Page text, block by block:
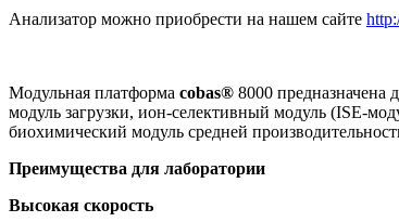
Анализатор можно приобрести на нашем сайте
Модульная платформа cobas® 8000 предназначена
модуль загрузки, ион-селективный модуль (ISE-
биохимический модуль средней
Преимущества для лаборатории
Высокая скорость